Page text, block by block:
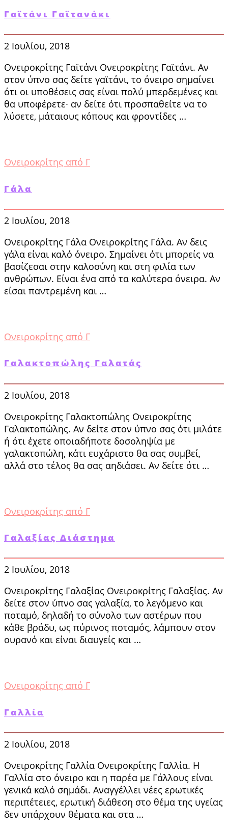
Γαϊτάνι Γαϊτανάκι
2 Ιουλίου, 2018
Ονειροκρίτης Γαϊτάνι Ονειροκρίτης Γαϊτάνι. Αν
στον ύπνο σας δείτε γαϊτάνι, το όνειρο σημαίνει
ότι οι υποθέσεις σας είναι πολύ μπερδεμένες και
θα υποφέρετε∙ αν δείτε ότι προ­σπαθείτε να το
λύσετε, μάταιους κόπους και φρο­ντίδες …
Ονειροκρίτης από Γ
Γάλα
2 Ιουλίου, 2018
Ονειροκρίτης Γάλα Ονειροκρίτης Γάλα. Αν δεις
γάλα είναι καλό όνειρο. Σημαίνει ότι μπορείς να
βασίζεσαι στην καλοσύνη και στη φιλία των
ανθρώπων. Είναι ένα από τα καλύτερα όνειρα. Αν
είσαι παντρεμένη και …
Ονειροκρίτης από Γ
Γαλακτοπώλης Γαλατάς
2 Ιουλίου, 2018
Ονειροκρίτης Γαλακτοπώλης Ονειροκρίτης
Γαλακτοπώλης. Αν δείτε στον ύπνο σας ότι μιλάτε
ή ότι έχετε οποιαδήποτε δοσοληψία με
γαλακτοπώλη, κάτι ευχάριστο θα σας συμβεί,
αλλά στο τέλος θα σας αηδιάσει. Αν δείτε ότι …
Ονειροκρίτης από Γ
Γαλαξίας Διάστημα
2 Ιουλίου, 2018
Ονειροκρίτης Γαλαξίας Ονειροκρίτης Γαλαξίας. Αν
δείτε στον ύπνο σας γαλαξία, το λε­γόμενο και
ποταμό, δηλαδή το σύνολο των αστέ­ρων που
κάθε βράδυ, ως πύρινος ποταμός, λά­μπουν στον
ουρανό και είναι διαυγείς και …
Ονειροκρίτης από Γ
Γαλλία
2 Ιουλίου, 2018
Ονειροκρίτης Γαλλία Ονειροκρίτης Γαλλία. Η
Γαλλία στο όνειρο και η παρέα με Γάλλους είναι
γενικά καλό σημάδι. Αναγγέλλει νέες ερωτικές
περιπέτειες, ερωτική διάθεση στο θέμα της υγείας
δεν υπάρχουν θέματα και στα …